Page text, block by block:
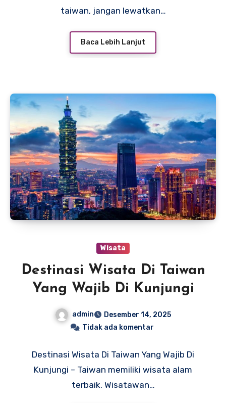
taiwan, jangan lewatkan…
Baca Lebih Lanjut
Wisata
Destinasi Wisata Di Taiwan
Yang Wajib Di Kunjungi
admin
Desember 14, 2025
Tidak ada komentar
Destinasi Wisata Di Taiwan Yang Wajib Di
Kunjungi – Taiwan memiliki wisata alam
terbaik. Wisatawan…